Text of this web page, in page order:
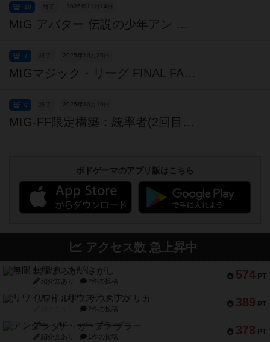
MtG アバター 伝説の少年アン プレリリース・金曜夜の部【初心者・未経験者とも歓迎】
終了 2025年11月14日
10
MtGマジック・リーグ FINAL FANTASY 表彰式
終了 2025年10月25日
7
MtG-FF限定構築：統率者(2回目)【2025.10】
終了 2025年10月19日
6
ボドゲーマのアプリ版はこちら
アクセス数 急上昇中
574 PT
無限まちがいさがし
紹介文あり 2件の投稿
389 PT
リワイルド：サウスアメリカ
2件の投稿
378 PT
アンダー・ザ・テーブラー
紹介文あり 1件の投稿